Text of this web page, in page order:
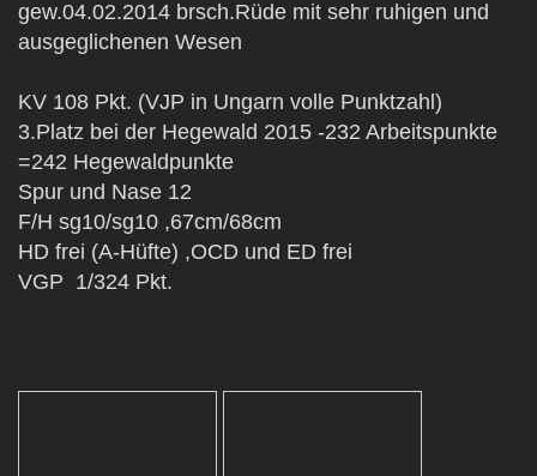
gew.04.02.2014 brsch.Rüde mit sehr ruhigen und
ausgeglichenen Wesen
KV 108 Pkt. (VJP in Ungarn volle Punktzahl)
3.Platz bei der Hegewald 2015 -232 Arbeitspunkte
=242 Hegewaldpunkte
Spur und Nase 12
F/H sg10/sg10 ,67cm/68cm
HD frei (A-Hüfte) ,OCD und ED frei
VGP 1/324 Pkt.